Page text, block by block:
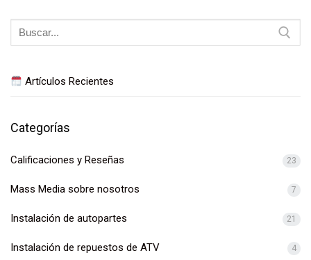
Buscar:
Artículos Recientes
Categorías
Calificaciones y Reseñas 23
Mass Media sobre nosotros 7
Instalación de autopartes 21
Instalación de repuestos de ATV 4